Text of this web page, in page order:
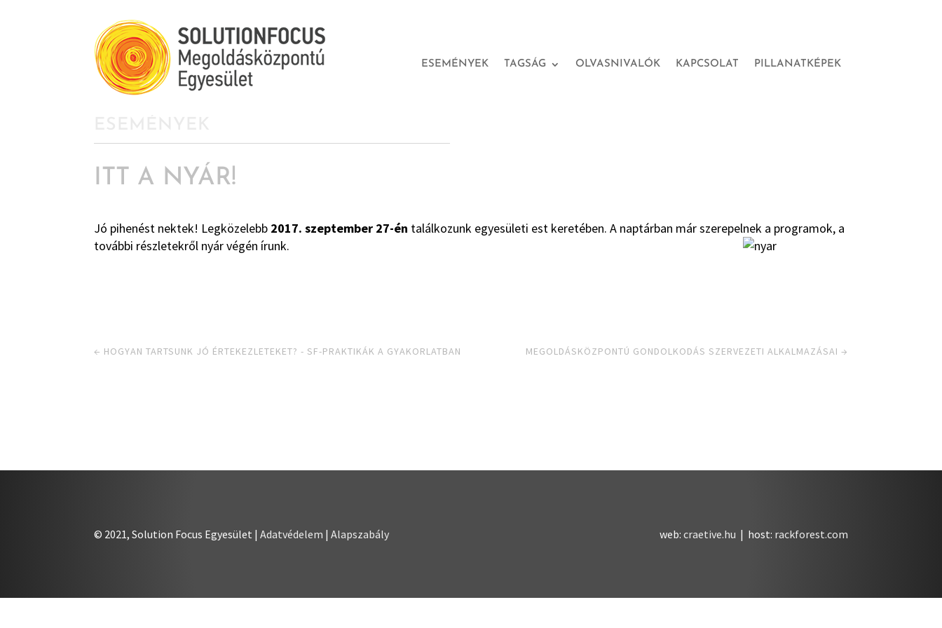
ESEMÉNYEK TAGSÁG OLVASNIVALÓK KAPCSOLAT PILLANATKÉPEK
ITT A NYÁR!
Jó pihenést nektek! Legközelebb 2017. szeptember 27-én találkozunk egyesületi est keretében. A naptárban már szerepelnek a programok, a
további részletekről nyár végén írunk.
← HOGYAN TARTSUNK JÓ ÉRTEKEZLETEKET? - SF-PRAKTIKÁK A GYAKORLATBAN MEGOLDÁSKÖZPONTÚ GONDOLKODÁS SZERVEZETI ALKALMAZÁSAI →
© 2021, Solution Focus Egyesület |Adatvédelem |Alapszabály web: craetive.hu | host: rackforest.com